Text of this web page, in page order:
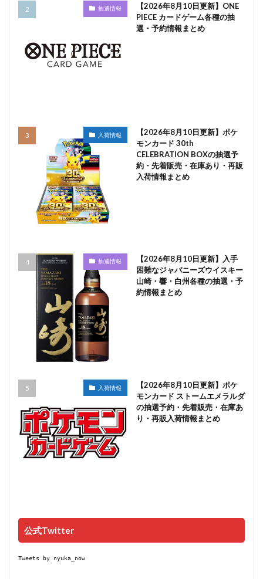
抽選情報
【2026年8月10日更新】ONE
PIECE カードゲーム各種の抽
選・予約情報まとめ
入荷情報
【2026年8月10日更新】ポケ
モンカード 30th
CELEBRATION BOXの抽選予
約・先着販売・在庫あり・再販
入荷情報まとめ
抽選情報
【2026年8月10日更新】入手
困難なジャパニーズウイスキー
山崎・響・白州各種の抽選・予
約情報まとめ
入荷情報
【2026年8月10日更新】ポケ
モンカード ストームエメラルダ
の抽選予約・先着販売・在庫あ
り・再販入荷情報まとめ
公式Twitter
Tweets by nyuka_now